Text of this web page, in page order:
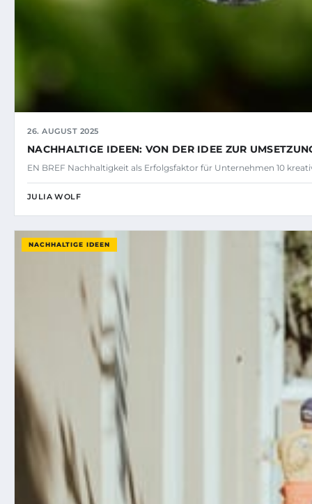
26. AUGUST 2025
NACHHALTIGE IDEEN: VON DER IDEE ZUR
EN BREF Nachhaltigkeit als Erfolgsfaktor für Unternehmen 10
JULIA WOLF
NACHHALTIGE IDEEN